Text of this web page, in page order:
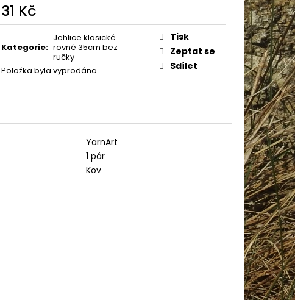
31 Kč
Měrná
Kategorie:
Jehlice klasické
rovné 35cm bez
ručky
Položka byla vyprodána…
Tisk
Zeptat se
Sdílet
YarnArt
1 pár
Kov